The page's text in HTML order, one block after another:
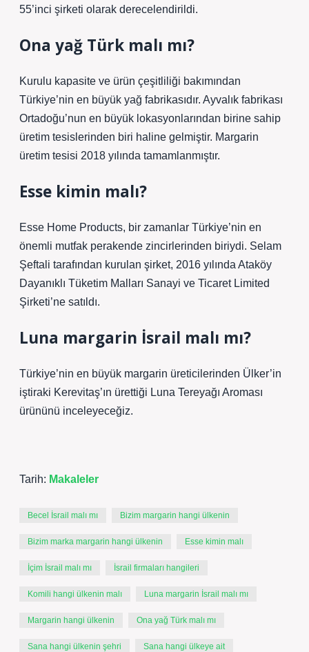
55’inci şirketi olarak derecelendirildi.
Ona yağ Türk malı mı?
Kurulu kapasite ve ürün çeşitliliği bakımından
Türkiye’nin en büyük yağ fabrikasıdır. Ayvalık fabrikası
Ortadoğu’nun en büyük lokasyonlarından birine sahip
üretim tesislerinden biri haline gelmiştir. Margarin
üretim tesisi 2018 yılında tamamlanmıştır.
Esse kimin malı?
Esse Home Products, bir zamanlar Türkiye’nin en
önemli mutfak perakende zincirlerinden biriydi. Selam
Şeftali tarafından kurulan şirket, 2016 yılında Ataköy
Dayanıklı Tüketim Malları Sanayi ve Ticaret Limited
Şirketi’ne satıldı.
Luna margarin İsrail malı mı?
Türkiye’nin en büyük margarin üreticilerinden Ülker’in
iştiraki Kerevitaş’ın ürettiği Luna Tereyağı Aroması
ürününü inceleyeceğiz.
Tarih: Makaleler
Becel İsrail malı mı Bizim margarin hangi ülkenin
Bizim marka margarin hangi ülkenin Esse kimin malı
İçim İsrail malı mı İsrail firmaları hangileri
Komili hangi ülkenin malı Luna margarin İsrail malı mı
Margarin hangi ülkenin Ona yağ Türk malı mı
Sana hangi ülkenin şehri Sana hangi ülkeye ait